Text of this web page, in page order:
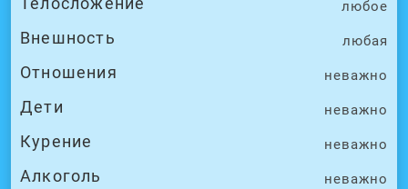
любое
Внешность любая
Отношения неважно
Дети неважно
Курение неважно
Алкоголь неважно